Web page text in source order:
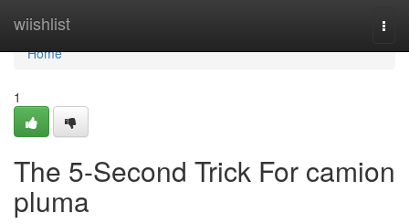
wiishlist
Home
Home
1
The 5-Second Trick For camion
pluma